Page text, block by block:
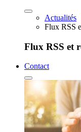
Actualités
Flux RSS
Flux RSS et
Contact